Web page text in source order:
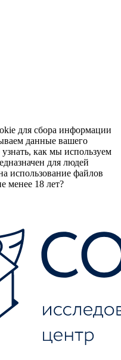
для сбора информации
данные вашего
как мы используем
для людей
использование файлов
менее 18 лет?